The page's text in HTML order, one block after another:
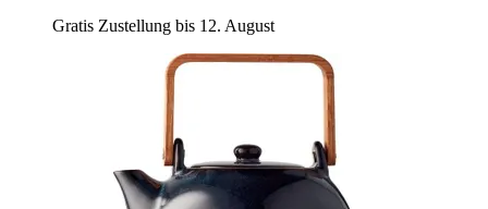
Gratis Zustellung bis 12. August